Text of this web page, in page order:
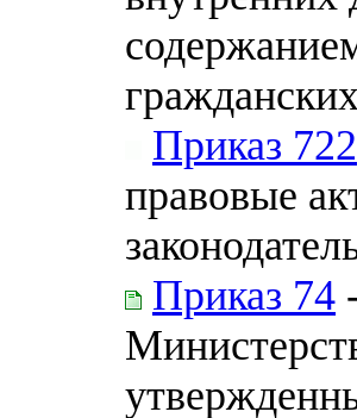
Приказ 722
правовые
Приказ 74